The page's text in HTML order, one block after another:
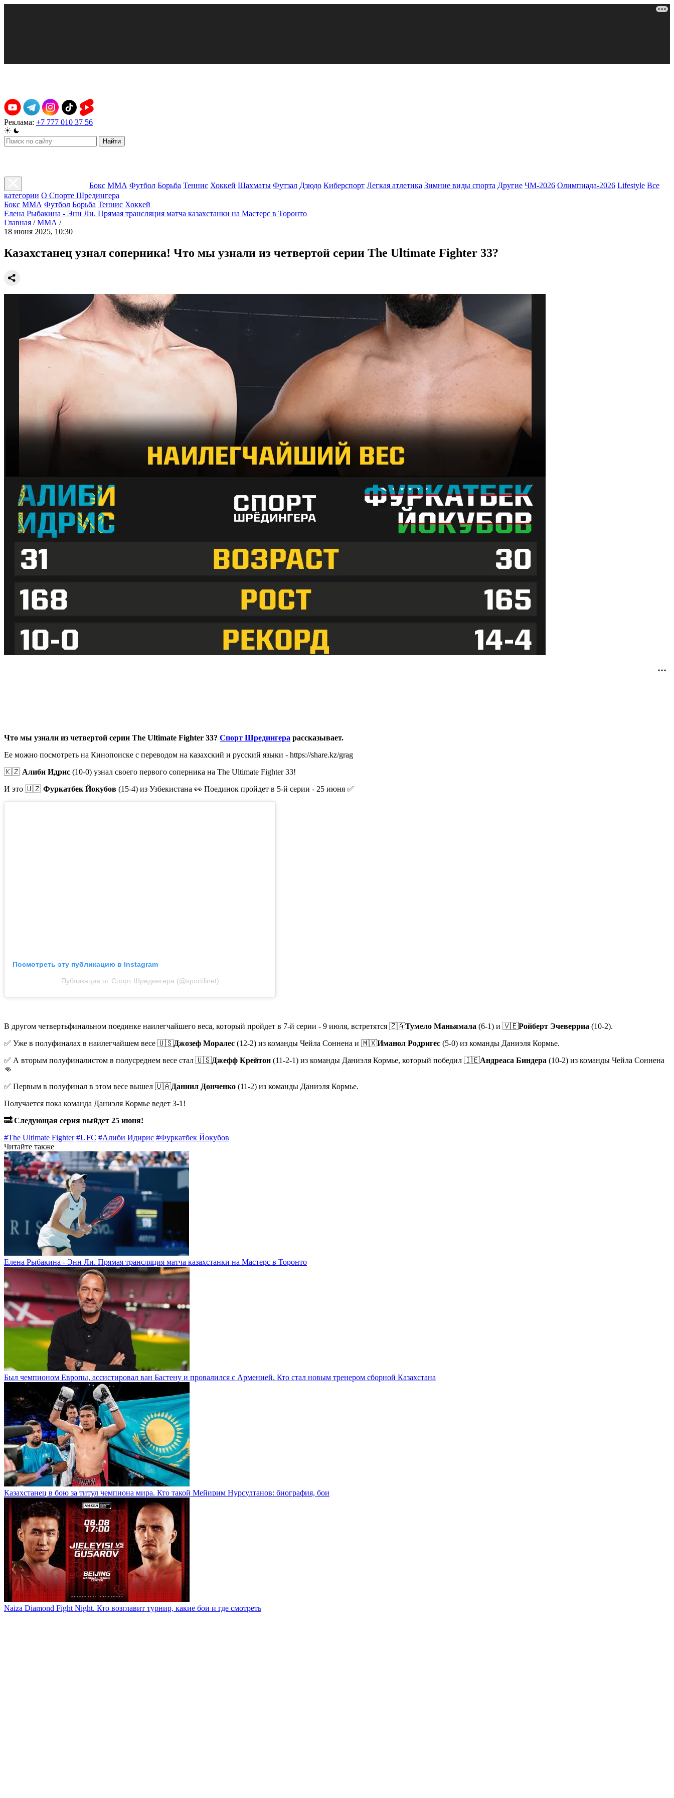
Реклама: +7 777 010 37 56
Найти
Бокс ММА Футбол Борьба Теннис Хоккей Шахматы Футзал Дзюдо Киберспорт Легкая атлетика Зимние виды спорта Другие ЧМ-2026 Олимпиада-2026 Lifestyle Все
категории О Спорте Шредингера
Бокс ММА Футбол Борьба Теннис Хоккей
Елена Рыбакина - Энн Ли. Прямая трансляция матча казахстанки на Мастерс в Торонто
Главная / ММА /
18 июня 2025, 10:30
Казахстанец узнал соперника! Что мы узнали из четвертой серии The Ultimate Fighter 33?
Что мы узнали из четвертой серии The Ultimate Fighter 33? Спорт Шредингера рассказывает.
Ее можно посмотреть на Кинопоиске с переводом на казахский и русский языки - https://share.kz/grag
🇰🇿 Алиби Идрис (10-0) узнал своего первого соперника на The Ultimate Fighter 33!
И это 🇺🇿 Фуркатбек Йокубов (15-4) из Узбекистана 👀 Поединок пройдет в 5-й серии - 25 июня ✅
Посмотреть эту публикацию в Instagram
Публикация от Спорт Шрёдингера (@sportilinet)
В другом четвертьфинальном поединке наилегчайшего веса, который пройдет в 7-й серии - 9 июля, встретятся 🇿🇦Тумело Маньямала (6-1) и 🇻🇪Ройберт Эчеверриа (10-2).
✅ Уже в полуфиналах в наилегчайшем весе 🇺🇸Джозеф Моралес (12-2) из команды Чейла Соннена и 🇲🇽Иманол Родригес (5-0) из команды Даниэля Кормье.
✅ А вторым полуфиналистом в полусреднем весе стал 🇺🇸Джефф Крейтон (11-2-1) из команды Даниэля Кормье, который победил 🇮🇪Андреаса Биндера (10-2) из команды Чейла Соннена
👊
✅ Первым в полуфинал в этом весе вышел 🇺🇦Даниил Донченко (11-2) из команды Даниэля Кормье.
Получается пока команда Даниэля Кормье ведет 3-1!
🔜 Следующая серия выйдет 25 июня!
#The Ultimate Fighter #UFC #Алиби Идирис #Фуркатбек Йокубов
Читайте также
Елена Рыбакина - Энн Ли. Прямая трансляция матча казахстанки на Мастерс в Торонто
Был чемпионом Европы, ассистировал ван Бастену и провалился с Арменией. Кто стал новым тренером сборной Казахстана
Казахстанец в бою за титул чемпиона мира. Кто такой Мейирим Нурсултанов: биография, бои
Naiza Diamond Fight Night. Кто возглавит турнир, какие бои и где смотреть